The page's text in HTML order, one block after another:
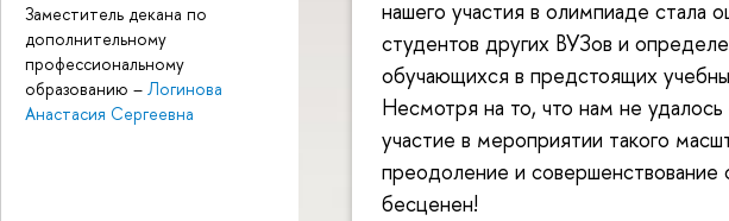
Заместитель декана по
дополнительному
профессиональному
образованию – Логинова
Анастасия Сергеевна
нашего участия в олимпиаде стала
студентов других ВУЗов и
обучающихся в предстоящих
Несмотря на то, что нам не
участие в мероприятии такого
преодоление и
бесценен!